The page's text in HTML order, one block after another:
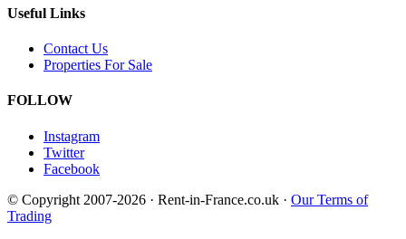
Useful Links
Contact Us
Properties For Sale
FOLLOW
Instagram
Twitter
Facebook
© Copyright 2007-2026 · Rent-in-France.co.uk · Our Terms of
Trading